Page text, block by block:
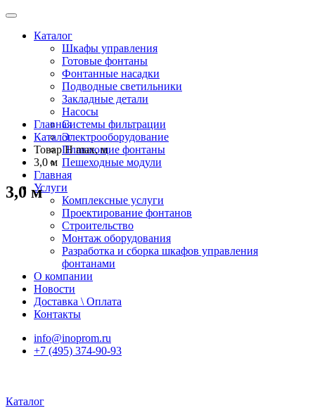
Каталог
Шкафы управления
Готовые фонтаны
Фонтанные насадки
Подводные светильники
Закладные детали
Насосы
Системы фильтрации
Электрооборудование
Плавающие фонтаны
Пешеходные модули
Главная
Услуги
Комплексные услуги
Проектирование фонтанов
Строительство
Монтаж оборудования
Разработка и сборка шкафов управления
фонтанами
О компании
Новости
Доставка \ Оплата
Контакты
info@inoprom.ru
+7 (495) 374-90-93
Каталог
Главная
Каталог
Товар H max, м
3,0 м
3,0 м